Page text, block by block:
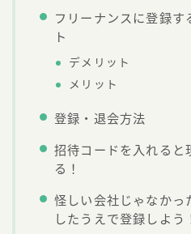
フリーナンスに登録す
ト
デメリット
メリット
登録・退会方法
招待コードを入れると
る！
怪しい会社じゃなかっ
したうえで登録しよう